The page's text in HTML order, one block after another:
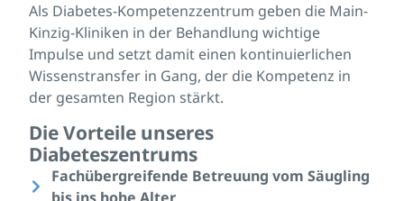
Als Diabetes-Kompetenzzentrum geben die Main-
Kinzig-Kliniken in der Behandlung wichtige
Impulse und setzt damit einen kontinuierlichen
Wissenstransfer in Gang, der die Kompetenz in
der gesamten Region stärkt.
Die Vorteile unseres
Diabeteszentrums
Fachübergreifende Betreuung vom Säugling
bis ins hohe Alter